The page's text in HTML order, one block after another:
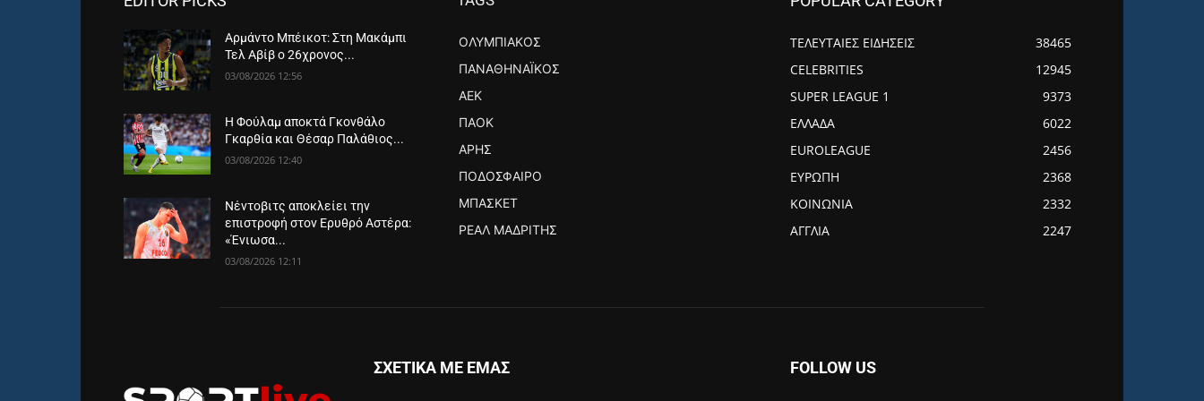
Αρμάντο Μπέικοτ: Στη Μακάμπι
Τελ Αβίβ ο 26χρονος...
03/08/2026 12:56
Η Φούλαμ αποκτά Γκονθάλο
Γκαρθία και Θέσαρ Παλάθιος...
03/08/2026 12:40
Νέντοβιτς αποκλείει την
επιστροφή στον Ερυθρό Αστέρα:
«Ένιωσα...
03/08/2026 12:11
ΟΛΥΜΠΙΑΚΌΣ
ΠΑΝΑΘΗΝΑΪΚΌΣ
ΑΕΚ
ΠΑΟΚ
ΆΡΗΣ
ΠΟΔΌΣΦΑΙΡΟ
ΜΠΆΣΚΕΤ
ΡΕΆΛ ΜΑΔΡΊΤΗΣ
ΤΕΛΕΥΤΑΙΕΣ ΕΙΔΗΣΕΙΣ
38465
CELEBRITIES
12945
SUPER LEAGUE 1
9373
ΕΛΛΑΔΑ
6022
EUROLEAGUE
2456
ΕΥΡΩΠΗ
2368
ΚΟΙΝΩΝΙΑ
2332
ΑΓΓΛΙΑ
2247
ΣΧΕΤΙΚΑ ΜΕ ΕΜΑΣ FOLLOW US